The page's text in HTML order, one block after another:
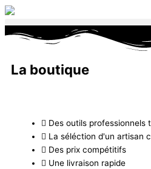
Aller
contenu
La boutique
Des outils professionnels
La séléction d'un artisan
Des prix compétitifs
Une livraison rapide